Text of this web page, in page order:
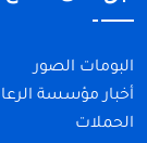
البومات الصور
أخبار مؤسسة
الحملات